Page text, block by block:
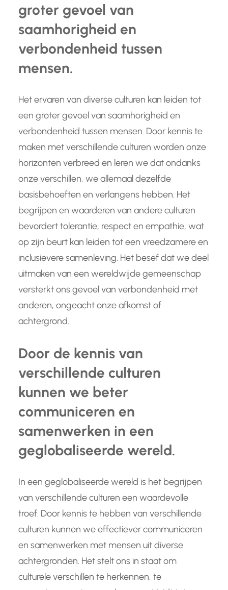
groter gevoel van
saamhorigheid en
verbondenheid tussen
mensen.
Het ervaren van diverse culturen kan leiden tot
een groter gevoel van saamhorigheid en
verbondenheid tussen mensen. Door kennis te
maken met verschillende culturen worden onze
horizonten verbreed en leren we dat ondanks
onze verschillen, we allemaal dezelfde
basisbehoeften en verlangens hebben. Het
begrijpen en waarderen van andere culturen
bevordert tolerantie, respect en empathie, wat
op zijn beurt kan leiden tot een vreedzamere en
inclusievere samenleving. Het besef dat we deel
uitmaken van een wereldwijde gemeenschap
versterkt ons gevoel van verbondenheid met
anderen, ongeacht onze afkomst of
achtergrond.
Door de kennis van
verschillende culturen
kunnen we beter
communiceren en
samenwerken in een
geglobaliseerde wereld.
In een geglobaliseerde wereld is het begrijpen
van verschillende culturen een waardevolle
troef. Door kennis te hebben van verschillende
culturen kunnen we effectiever communiceren
en samenwerken met mensen uit diverse
achtergronden. Het stelt ons in staat om
culturele verschillen te herkennen, te